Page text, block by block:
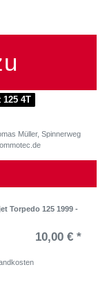
125 4T
Müller, Spinnerweg
Torpedo 125 1999 -
10,00 € *